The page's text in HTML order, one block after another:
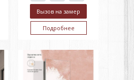
Вызов на замер
Подробнее